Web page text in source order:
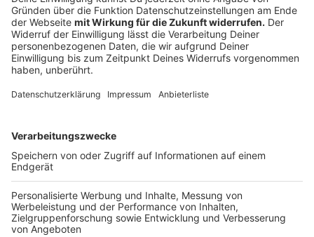
Am Veilchendienstag macht der "Ähzebär" einige Orten
in der Eifel unsicher. Vorne mit dabei der Stadtteil
Kommern in Mechernich. Von Kopf bis Fuß in kiloweise
zusammengebundenem Erbsenstroh gehüllt, tanzt ein
Auserwählter durch die Straßen, begleitet von Gefolge
und Musikkapellen. Die Tradition des übersetzt
Jahren.
Anzeige
Geisterzug in Köln
Anzeige